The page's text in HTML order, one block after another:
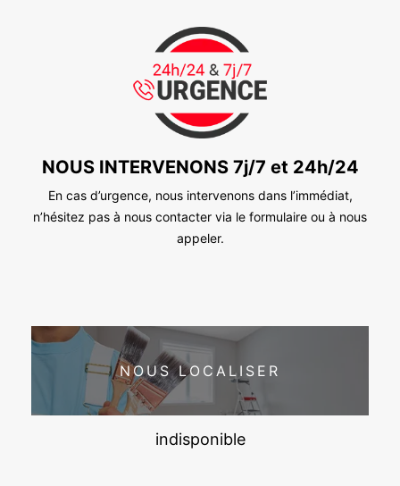
NOUS INTERVENONS 7j/7 et 24h/24
En cas d’urgence, nous intervenons dans l’immédiat,
n’hésitez pas à nous contacter via le formulaire ou à nous
appeler.
NOUS LOCALISER
indisponible